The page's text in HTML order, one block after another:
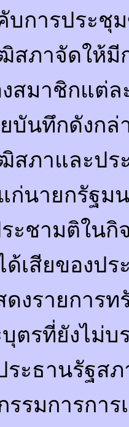
บการประชุ
สภาจัดให้มี
สมาชิกแต่ล
บันทึกดังกล่
สภาและปร
ก่นายกรัฐม
ะชามติใน
ด้เสียของป
งรายการ
ตรที่ยังไม่บ
ระธานรัฐส
รรมการกา